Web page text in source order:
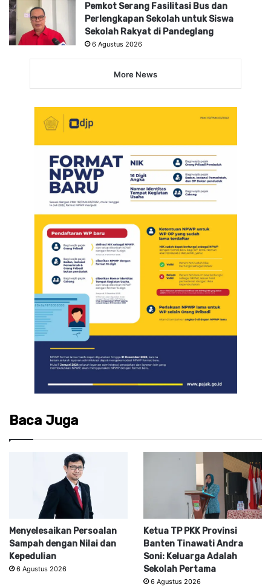
Pemkot Serang Fasilitasi Bus dan
Perlengkapan Sekolah untuk Siswa
Sekolah Rakyat di Pandeglang
6 Agustus 2026
More News
Baca Juga
Menyelesaikan Persoalan
Sampah dengan Nilai dan
Kepedulian
6 Agustus 2026
Ketua TP PKK Provinsi
Banten Tinawati Andra
Soni: Keluarga Adalah
Sekolah Pertama
6 Agustus 2026